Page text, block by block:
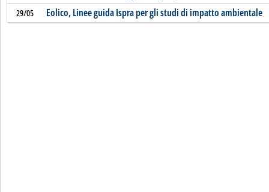
29/05 Eolico, Linee guida Ispra per gli studi di impatto ambientale